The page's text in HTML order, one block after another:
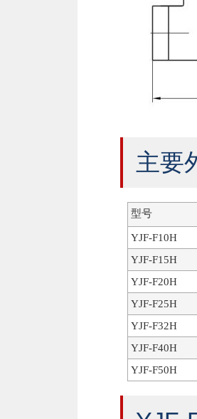
主要
型号
YJF-F10H
YJF-F15H
YJF-F20H
YJF-F25H
YJF-F32H
YJF-F40H
YJF-F50H